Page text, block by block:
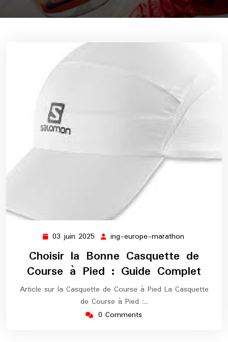
03 juin 2025 03
2025
ing-europe-marathon
europe-
marathon
Choisir la Bonne Casquette de
Course à Pied : Guide Complet
Article sur la Casquette de Course à Pied La Casquette
de Course à Pied :…
0 Comments